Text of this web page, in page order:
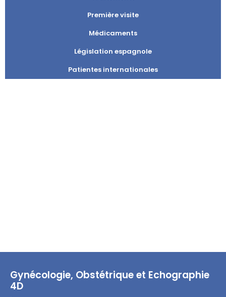
Première visite
Médicaments
Législation espagnole
Patientes internationales
Gynécologie, Obstétrique et Echographie
4D